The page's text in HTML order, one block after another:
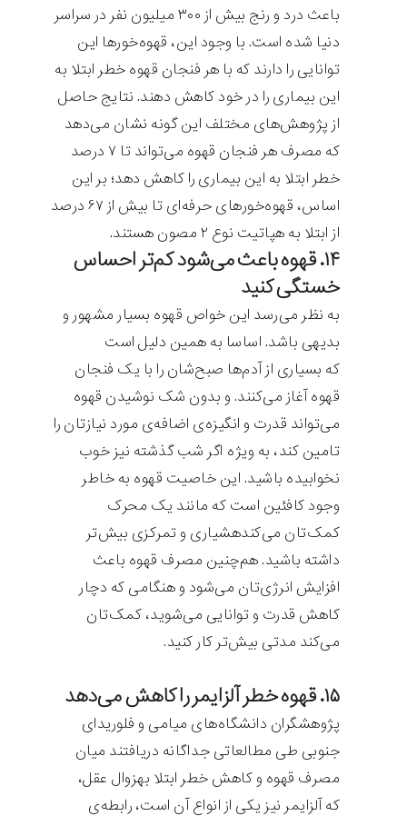
باعث درد و رنج بیش از ۳۰۰ میلیون نفر در سراسر
دنیا شده است. با وجود این، قهوه‌خورها این
توانایی را دارند که با هر فنجان قهوه خطر ابتلا به
این بیماری را در خود کاهش دهند. نتایج حاصل
از پژوهش‌های مختلف این گونه نشان می‌دهد
که مصرف هر فنجان قهوه می‌تواند تا ۷ درصد
خطر ابتلا به این بیماری را کاهش دهد؛ بر این
اساس، قهوه‌‌خورهای حرفه‌ای تا بیش از ۶۷ درصد
از ابتلا به هپاتیت نوع ۲ مصون هستند.
۱۴. قهوه باعث می‌شود کم‌تر احساس
خستگی کنید
به نظر می‌رسد این خواص قهوه بسیار مشهور و
بدیهی باشد. اساسا به همین دلیل است
که بسیاری از آدم‌ها صبح‌شان را با یک فنجان
قهوه آغاز می‌کنند. و بدون شک نوشیدن قهوه
می‌تواند قدرت و انگیزه‌ی اضافه‌ی مورد نیازتان را
تامین کند، به ویژه اگر شب گذشته نیز خوب
نخوابیده باشید. این خاصیت قهوه به خاطر
وجود کافئین است که مانند یک محرک
کمک‌تان می‌کندهشیاری و تمرکزی بیش‌تر
داشته باشید. هم‌چنین مصرف قهوه باعث
افزایش انرژی‌تان می‌شود و هنگامی که دچار
کاهش قدرت و توانایی می‌شوید، کمک‌تان
می‌کند مدتی بیش‌تر کار کنید.
۱۵. قهوه خطر آلزایمر را کاهش می‌دهد
پژوهشگران دانشگاه‌های میامی و فلوریدای
جنوبی طی مطالعاتی جداگانه دریافتند میان
مصرف قهوه و کاهش خطر ابتلا بهزوال عقل،
که آلزایمر نیز یکی از انواع آن است، رابطه‌ی